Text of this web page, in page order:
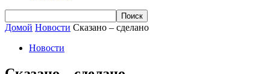
Домой Новости Сказано – сделано
Новости